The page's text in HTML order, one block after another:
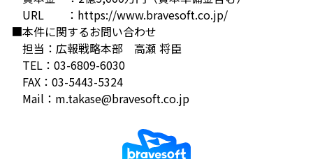
URL ：https://www.bravesoft.co.jp/
■本件に関するお問い合わせ
担当：広報戦略本部 高瀬 将臣
TEL：03-6809-6030
FAX：03-5443-5324
Mail：m.takase@bravesoft.co.jp